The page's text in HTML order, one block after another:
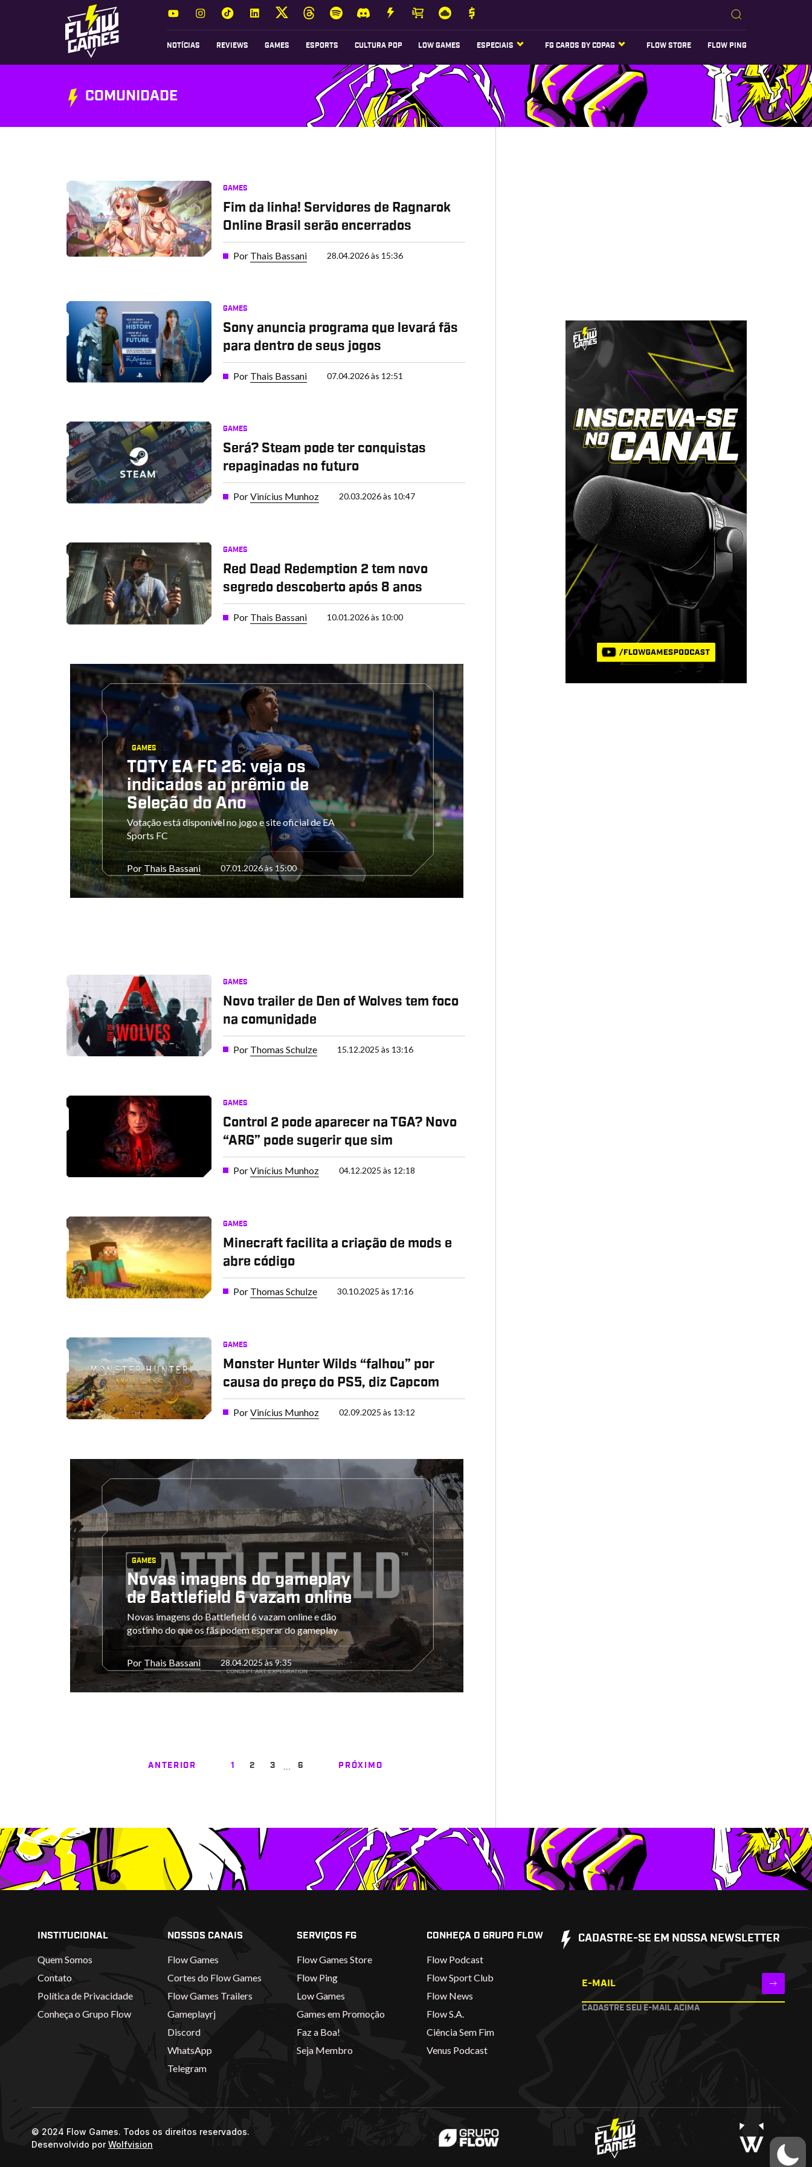
NOTÍCIAS REVIEWS GAMES ESPORTS CULTURA POP LOW GAMES ESPECIAIS FG CARDS BY COPAG FLOW STORE FLOW PING
COMUNIDADE
GAMES
Fim da linha! Servidores de Ragnarok
Online Brasil serão encerrados
Por Thais Bassani 28.04.2026 às 15:36
GAMES
Sony anuncia programa que levará fãs
para dentro de seus jogos
Por Thais Bassani 07.04.2026 às 12:51
GAMES
Será? Steam pode ter conquistas
repaginadas no futuro
PorVinícius Munhoz 20.03.2026 às 10:47
GAMES
Red Dead Redemption 2 tem novo
segredo descoberto após 8 anos
Por Thais Bassani 10.01.2026 às 10:00
GAMES
TOTY EA FC 26: veja os
indicados ao prêmio de
Seleção do Ano
Votação está disponível no jogo e site oficial de EA
Sports FC
Por Thais Bassani 07.01.2026 às 15:00
GAMES
Novo trailer de Den of Wolves tem foco
na comunidade
Por Thomas Schulze 15.12.2025 às 13:16
GAMES
Control 2 pode aparecer na TGA? Novo
“ARG” pode sugerir que sim
PorVinícius Munhoz 04.12.2025 às 12:18
GAMES
Minecraft facilita a criação de mods e
abre código
Por Thomas Schulze 30.10.2025 às 17:16
GAMES
Monster Hunter Wilds “falhou” por
causa do preço do PS5, diz Capcom
PorVinícius Munhoz 02.09.2025 às 13:12
GAMES
Novas imagens do gameplay
de Battlefield 6 vazam online
Novas imagens do Battlefield 6 vazam online e dão
gostinho do que os fãs podem esperar do gameplay
Por Thais Bassani 28.04.2025 às 9:35
ANTERIOR 1 2 3 6 PRÓXIMO
INSTITUCIONAL
Quem Somos
Contato
Política de Privacidade
Conheça o Grupo Flow
NOSSOS CANAIS
Flow Games
Cortes do Flow Games
Flow Games Trailers
Gameplayrj
Discord
WhatsApp
Telegram
SERVIÇOS FG
Flow Games Store
Flow Ping
Low Games
Games em Promoção
Faz a Boa!
Seja Membro
CONHEÇA O GRUPO FLOW
Flow Podcast
Flow Sport Club
Flow News
Flow S.A.
Ciência Sem Fim
Venus Podcast
CADASTRE-SE EM NOSSA NEWSLETTER
E-MAIL
CADASTRE SEU E-MAIL ACIMA
© 2024 Flow Games. Todos os direitos reservados.
Desenvolvido porWolfvision